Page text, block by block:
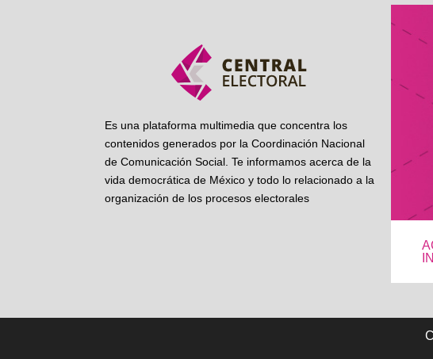
Es una plataforma multimedia que concentra los
contenidos generados por la Coordinación Nacional
de Comunicación Social. Te informamos acerca de la
vida democrática de México y todo lo relacionado a la
organización de los procesos electorales